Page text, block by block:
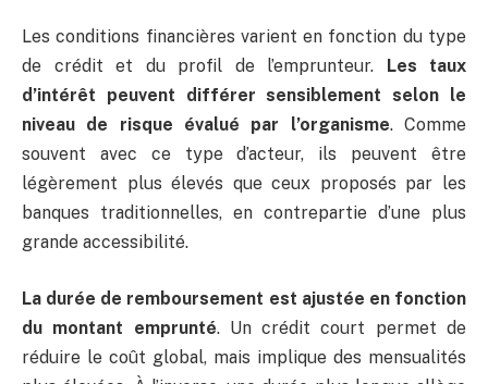
Les conditions financières varient en fonction du type
de crédit et du profil de l’emprunteur.
Les taux
d’intérêt peuvent différer sensiblement selon le
niveau de risque évalué par l’organisme. Comme
souvent avec ce type d’acteur, ils peuvent être
légèrement plus élevés que ceux proposés par les
banques traditionnelles, en contrepartie d’une plus
grande accessibilité.
La durée de remboursement est ajustée en fonction
du montant emprunté. Un crédit court permet de
réduire le coût global, mais implique des mensualités